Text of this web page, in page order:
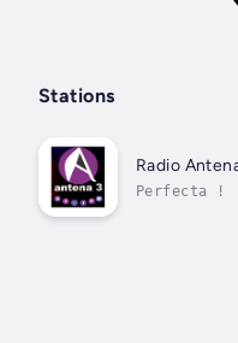
Stations
Radio
Perfecta !